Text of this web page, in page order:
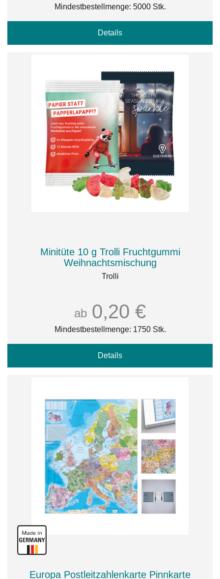
Mindestbestellmenge: 5000 Stk.
Details
Minitüte 10 g Trolli Fruchtgummi
Weihnachtsmischung
Trolli
ab 0,20 €
Mindestbestellmenge: 1750 Stk.
Details
Europa Postleitzahlenkarte Pinnkarte